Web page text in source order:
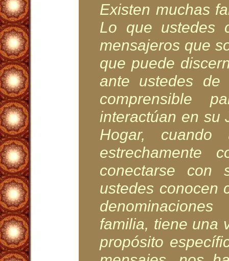
Existen muchas
Lo que ustedes
mensajeros que
que puede
ante ustedes de
comprensible
interactúan en su
Hogar, cuando
estrechamente
conectarse con
ustedes conocen
familia, tiene una
propósito